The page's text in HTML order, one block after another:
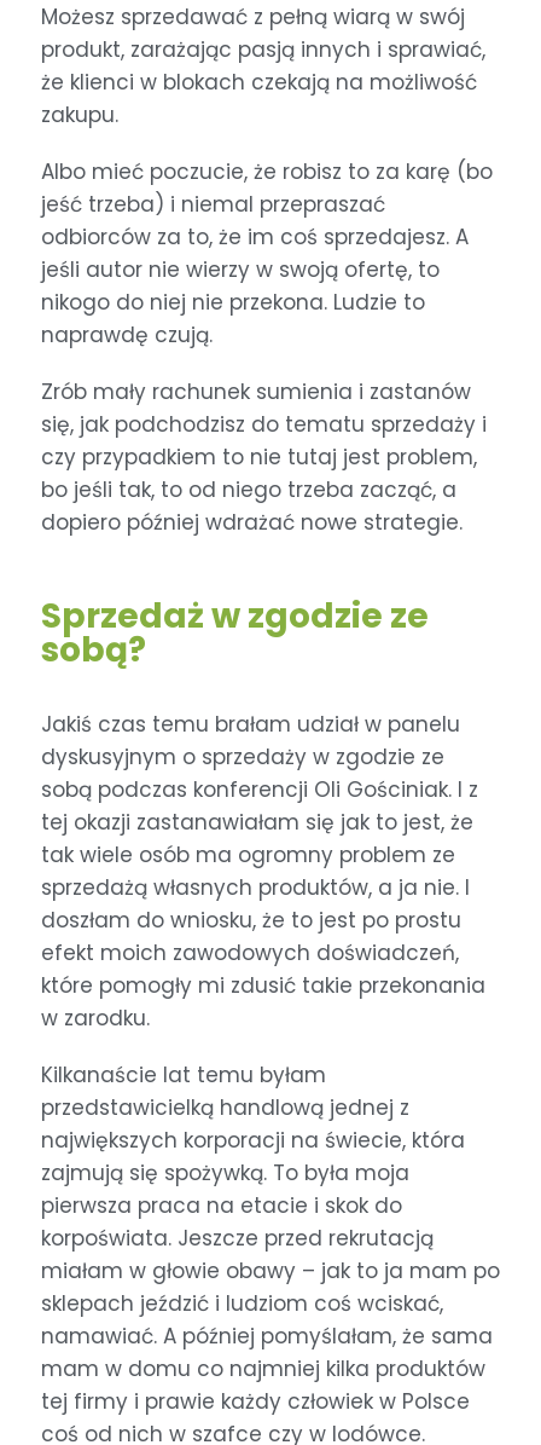
Możesz sprzedawać z pełną wiarą w swój
produkt, zarażając pasją innych i sprawiać,
że klienci w blokach czekają na możliwość
zakupu.
Albo mieć poczucie, że robisz to za karę (bo
jeść trzeba) i niemal przepraszać
odbiorców za to, że im coś sprzedajesz. A
jeśli autor nie wierzy w swoją ofertę, to
nikogo do niej nie przekona. Ludzie to
naprawdę czują.
Zrób mały rachunek sumienia i zastanów
się, jak podchodzisz do tematu sprzedaży i
czy przypadkiem to nie tutaj jest problem,
bo jeśli tak, to od niego trzeba zacząć, a
dopiero później wdrażać nowe strategie.
Sprzedaż w zgodzie ze
sobą?
Jakiś czas temu brałam udział w panelu
dyskusyjnym o sprzedaży w zgodzie ze
sobą podczas konferencji Oli Gościniak. I z
tej okazji zastanawiałam się jak to jest, że
tak wiele osób ma ogromny problem ze
sprzedażą własnych produktów, a ja nie. I
doszłam do wniosku, że to jest po prostu
efekt moich zawodowych doświadczeń,
które pomogły mi zdusić takie przekonania
w zarodku.
Kilkanaście lat temu byłam
przedstawicielką handlową jednej z
największych korporacji na świecie, która
zajmują się spożywką. To była moja
pierwsza praca na etacie i skok do
korpoświata. Jeszcze przed rekrutacją
miałam w głowie obawy – jak to ja mam po
sklepach jeździć i ludziom coś wciskać,
namawiać. A później pomyślałam, że sama
mam w domu co najmniej kilka produktów
tej firmy i prawie każdy człowiek w Polsce
coś od nich w szafce czy w lodówce.